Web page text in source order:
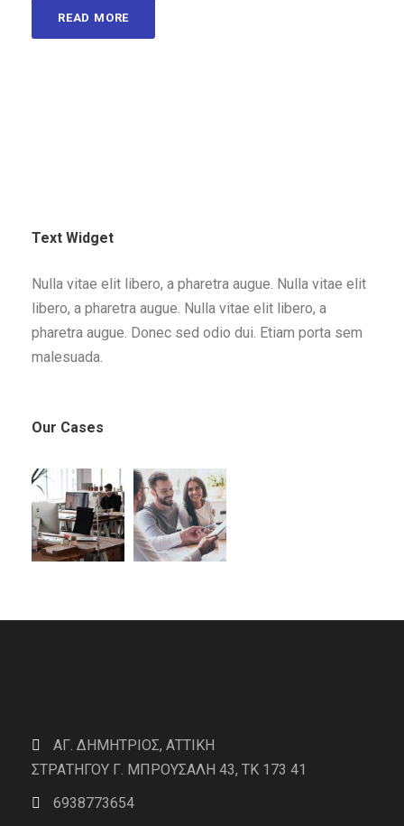
READ MORE
Text Widget
Nulla vitae elit libero, a pharetra augue. Nulla vitae elit
libero, a pharetra augue. Nulla vitae elit libero, a
pharetra augue. Donec sed odio dui. Etiam porta sem
malesuada.
Our Cases
ΑΓ. ΔΗΜΗΤΡΙΟΣ, ΑΤΤΙΚΗ
ΣΤΡΑΤΗΓΟΥ Γ. ΜΠΡΟΥΣΑΛΗ 43, ΤΚ 173 41
6938773654